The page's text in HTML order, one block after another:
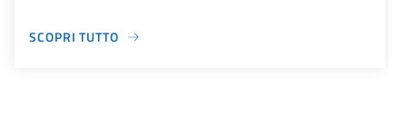
SCOPRI TUTTO